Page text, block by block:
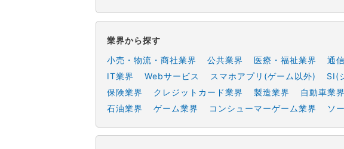
業界から探す
小売・物流・商社業界
公共業界 医療・福祉業界 通
IT業界
Webサービス スマホアプリ(ゲーム以外) SI(
保険業界
クレジットカード業界 製造業界 自動車業界
石油業界
ゲーム業界 コンシューマーゲーム業界 ソ